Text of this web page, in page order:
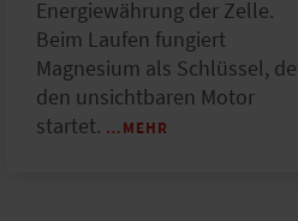
Energiewährung der Zelle.
Beim Laufen fungiert
Magnesium als Schlüssel,
den unsichtbaren Motor
startet. …MEHR